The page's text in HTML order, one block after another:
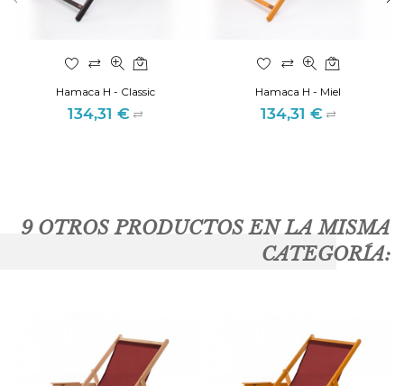
Hamaca H - Classic
Precio
134,31 €
Hamaca H - Miel
Precio
134,31 €
9 OTROS PRODUCTOS EN LA MISMA
CATEGORÍA: